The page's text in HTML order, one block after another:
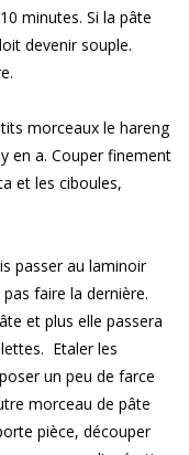
minutes. Si la pâte
devenir souple.
morceaux le hareng
en a. Couper finement
et les ciboules,
passer au laminoir
faire la dernière.
et plus elle passera
Etaler les
un peu de farce
morceau de pâte
pièce, découper